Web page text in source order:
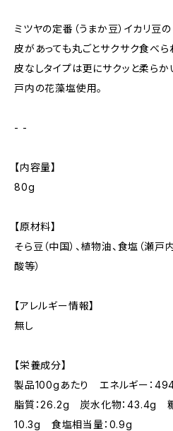
ミツヤの定番（うまか豆）イカリ豆の
皮があっても丸ごとサクサク食べ
皮なしタイプは更にサクッと柔らか
戸内の花藻塩使用。
- -
【内容量】
80g
【原材料】
そら豆（中国）、植物油、食塩（瀬
酸等）
【アレルギー情報】
無し
【栄養成分】
製品100gあたり エネルギー：
脂質：26.2g 炭水化物：43.4g
10.3g 食塩相当量：0.9g